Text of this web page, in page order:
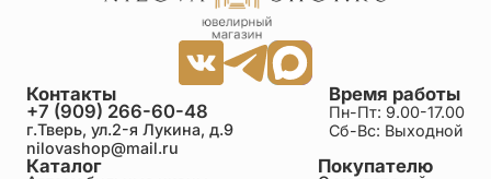
Каталог Покупателю
Время работы
Пн-Пт: 9.00-17.00
Сб-Вс: Выходной
Контакты
+7 (909) 266-60-48
г.Тверь, ул.2-я Лукина, д.9
nilovashop@mail.ru